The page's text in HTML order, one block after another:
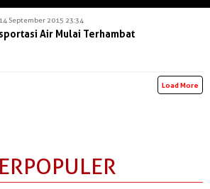
September 2015 23:34
Air Mulai Terhambat
Load More